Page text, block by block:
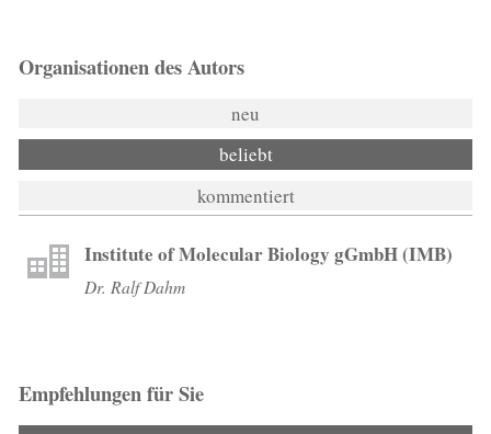
Organisationen des Autors
neu
beliebt
kommentiert
Institute of Molecular Biology gGmbH (IMB)
Dr. Ralf Dahm
Empfehlungen für Sie